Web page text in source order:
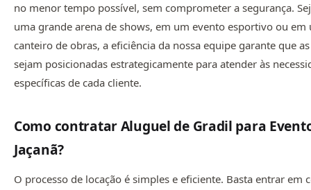
no menor tempo possível, sem comprometer a segurança.
uma grande arena de shows, em um evento esportivo ou em
canteiro de obras, a eficiência da nossa equipe garante que
sejam posicionadas estrategicamente para atender às
específicas de cada cliente.
Como contratar Aluguel de Gradil para
Jaçanã?
O processo de locação é simples e eficiente. Basta entrar em